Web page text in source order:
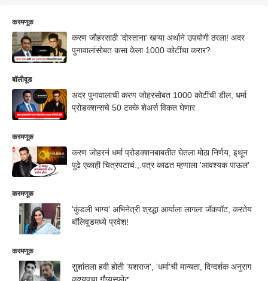
करमणूक
करण जौहरसाठी 'दोस्ताना' खऱ्या अर्थाने उपयोगी ठरला! अदर
पुनावालांसोबत कसा केला 1000 कोटींचा करार?
बॉलीवूड
अदर पुनावालाची करण जोहरसोबत 1000 कोटींची डील, धर्मा
प्रोडक्शन्सचे 50 टक्के शेअर्स विकत घेणार
करमणूक
करण जोहरनं धर्मा प्रोडक्शनबाबतीत घेतला मोठा निर्णय, इथून
पुढे एकाही चित्रपटाचं.,.पत्र काढत म्हणाला 'आवश्यक पाऊल'
करमणूक
'कुंडली भाग्य' अभिनेत्री श्रद्धा आर्याला लागला जॅकपॉट, करतेय
बॉलिवूडमध्ये प्रवेश!
करमणूक
सुशांतला हवी होती 'यशराज', 'धर्मा'ची मान्यता, दिग्दर्शक अनुराग